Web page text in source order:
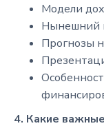
Модели
Нынешний
Прогнозы
4. Какие